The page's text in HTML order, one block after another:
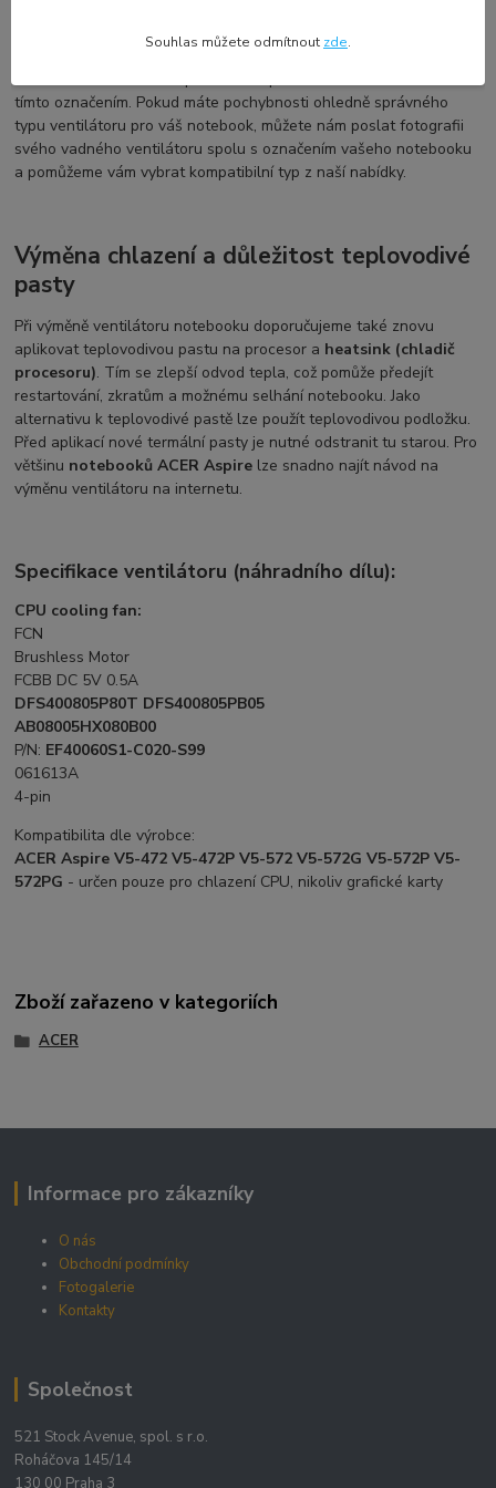
Každý výrobce používá své vlastní označení, což se nemusí
shodovat s označením na vašem vadném ventilátoru. Navíc se
tímto označením. Pokud máte pochybnosti ohledně správného
typu ventilátoru pro váš notebook, můžete nám poslat fotografii
svého vadného ventilátoru spolu s označením vašeho notebooku
a pomůžeme vám vybrat kompatibilní typ z naší nabídky.
Výměna chlazení a důležitost teplovodivé
pasty
Při výměně ventilátoru notebooku doporučujeme také znovu
aplikovat teplovodivou pastu na procesor a heatsink (chladič
procesoru). Tím se zlepší odvod tepla, což pomůže předejít
restartování, zkratům a možnému selhání notebooku. Jako
alternativu k teplovodivé pastě lze použít teplovodivou podložku.
Před aplikací nové termální pasty je nutné odstranit tu starou. Pro
většinu notebooků ACER Aspire lze snadno najít návod na
výměnu ventilátoru na internetu.
Specifikace ventilátoru (náhradního dílu):
CPU cooling fan:
FCN
Brushless Motor
FCBB DC 5V 0.5A
DFS400805P80T DFS400805PB05
AB08005HX080B00
P/N: EF40060S1-C020-S99
061613A
4-pin
Kompatibilita dle výrobce:
ACER Aspire V5-472 V5-472P V5-572 V5-572G V5-572P V5-
572PG - určen pouze pro chlazení CPU, nikoliv grafické karty
Zboží zařazeno v kategoriích
ACER
Informace pro zákazníky
O nás
Obchodní podmínky
Fotogalerie
Kontakty
Společnost
521 Stock Avenue, spol. s r.o.
Roháčova 145/14
130 00 Praha 3
Souhlas můžete odmítnout zde.